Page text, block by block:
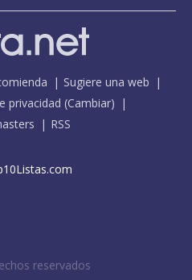
Sugiere una web
privacidad (Cambiar)
RSS
reservados